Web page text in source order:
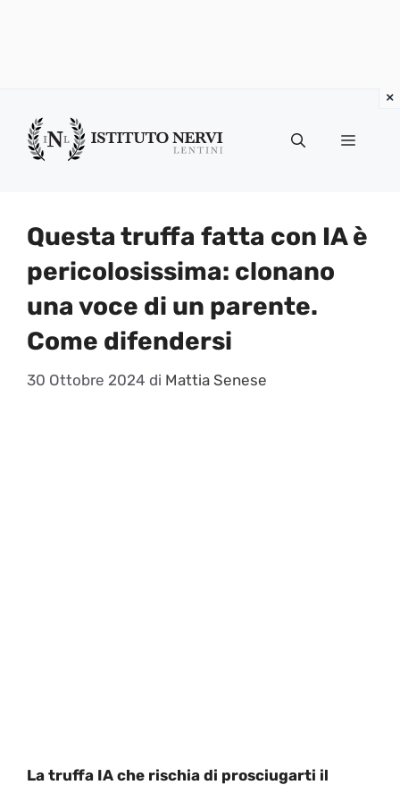
contenuto
Menu
Questa truffa fatta con IA è
pericolosissima: clonano
una voce di un parente.
Come difendersi
30 Ottobre 2024 di Mattia Senese
La truffa IA che rischia di prosciugarti il